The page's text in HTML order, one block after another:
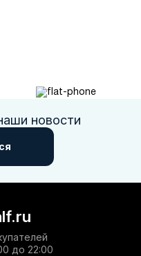
новости
до 22:00